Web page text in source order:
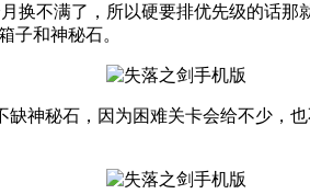
换不满了，所以硬要排优先级的话
子和神秘石。
神秘石，因为困难关卡会给不少，